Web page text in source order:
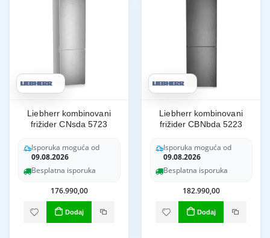
Liebherr kombinovani
frižider CNsda 5723
Isporuka moguća od
09.08.2026
Besplatna isporuka
176.990,00
Dodaj
Liebherr kombinovani
frižider CBNbda 5223
Isporuka moguća od
09.08.2026
Besplatna isporuka
182.990,00
Dodaj